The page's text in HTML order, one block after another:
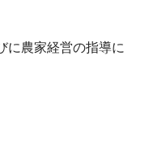
に農家経営の指導に